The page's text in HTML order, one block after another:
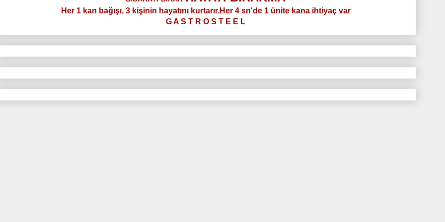
Her 1 kan bağışı, 3 kişinin hayatını kurtarır.Her 4 sn'de 1 ünite kana ihtiyaç var
G A S T R O S T E E L